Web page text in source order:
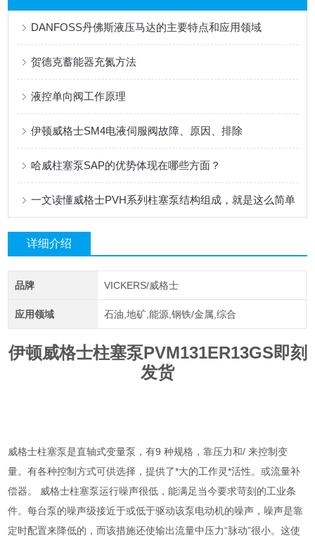
DANFOSS丹佛斯液压马达的主要特点和应用领域
贺德克蓄能器充氮方法
液控单向阀工作原理
伊顿威格士SM4电液伺服阀故障、原因、排除
哈威柱塞泵SAP的优势体现在哪些方面？
一文读懂威格士PVH系列柱塞泵结构组成，就是这么简单
详细介绍
品牌 VICKERS/威格士
应用领域 石油,地矿,能源,钢铁/金属,综合
伊顿威格士柱塞泵PVM131ER13GS即刻
发货
威格士柱塞泵是直轴式变量泵，有9 种规格，靠压力和/ 来控制变
量。有各种控制方式可供选择，提供了*大的工作灵*活性。或流量补
偿器。 威格士柱塞泵运行噪声很低，能满足当今要求苛刻的工业条
件。每台泵的噪声级接近于或低于驱动该泵电动机的噪声，噪声是靠
定时配置来降低的，而该措施还使输出流量中压力“脉动”很小。这使